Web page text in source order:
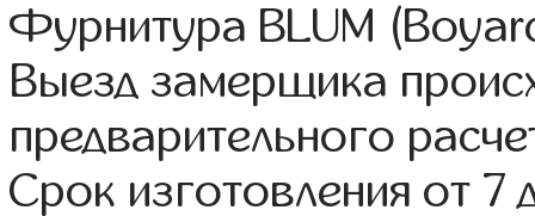
Фурнитура BLUM
Выезд замерщика
предварительного
Срок изготовления от 7